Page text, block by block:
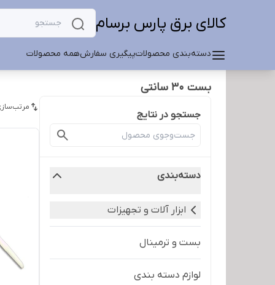
کالای برق پارس برسام
دسته‌بندی محصولاتپیگیری سفارشهمه محصولات
بست 30 سانتی
جستجو در نتایج
دسته‌بندی
ابزار آلات و تجهیزات
بست و ترمینال
لوازم دسته بندی